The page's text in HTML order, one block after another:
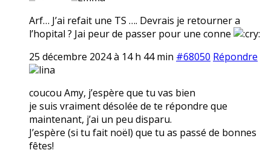
Arf… J’ai refait une TS …. Devrais je retourner a
l’hopital ? Jai peur de passer pour une conne
25 décembre 2024 à 14 h 44 min #68050 Répondre
lina
coucou Amy, j’espère que tu vas bien
je suis vraiment désolée de te répondre que
maintenant, j’ai un peu disparu.
J’espère (si tu fait noël) que tu as passé de bonnes
fêtes!